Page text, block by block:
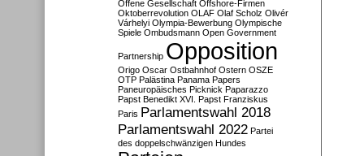
Offene Gesellschaft Offshore-Firmen
Oktoberrevolution OLAF Olaf Scholz Olivér
Várhelyi Olympia-Bewerbung Olympische
Spiele Ombudsmann Open Government
Partnership Opposition
Origo Oscar Ostbahnhof Ostern OSZE
OTP Palästina Panama Papers
Paneuropäisches Picknick Paparazzo
Papst Benedikt XVI. Papst Franziskus
Paris Parlamentswahl 2018
Parlamentswahl 2022 Partei
des doppelschwänzigen Hundes